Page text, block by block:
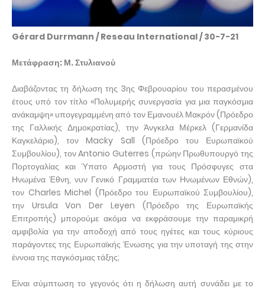
Gérard Durrmann / Reseau International / 30-7-21
Μετάφραση: Μ. Στυλιανού
Διαβάζοντας τη δήλωση της 3ης Φεβρουαρίου του περασμένου
έτους υπό τον τίτλο «Πολυμερής συνεργασία για μια παγκόσμια
ανάκαμψη» υπογεγραμμένη από τον Εμανουέλ Μακρόν (Πρόεδρο
της Γαλλικής Δημοκρατίας), την Άνγκελα Μέρκελ (Γερμανίδα
Καγκελάριο), τον Macky Sall (Πρόεδρο του Ευρωπαϊκού
Συμβουλίου), τον Antonio Guterres (πρώην Πρωθυπουργό της
Πορτογαλίας και Ύπατο Αρμοστή για τους Πρόσφυγες στα
Ηνωμένα Έθνη, νυν Γενικό Γραμματέα των Ηνωμένων Εθνών),
τον Charles Michel (Πρόεδρο του Ευρωπαϊκού Συμβουλίου),
την Ursula Von Der Leyen (Πρόεδρο της Ευρωπαϊκής
Επιτροπής) μπορούμε ακόμα να εκφράσουμε την παραμικρή
αμφιβολία για την αποδοχή από τους ηγέτες και τους κύριους
παράγοντες της Ευρωπαϊκής Ένωσης για την υποταγή της στην
έννοια της παγκόσμιας τάξης;
Είναι σύμπτωση το γεγονός ότι η δήλωση αυτή συνάδει με το